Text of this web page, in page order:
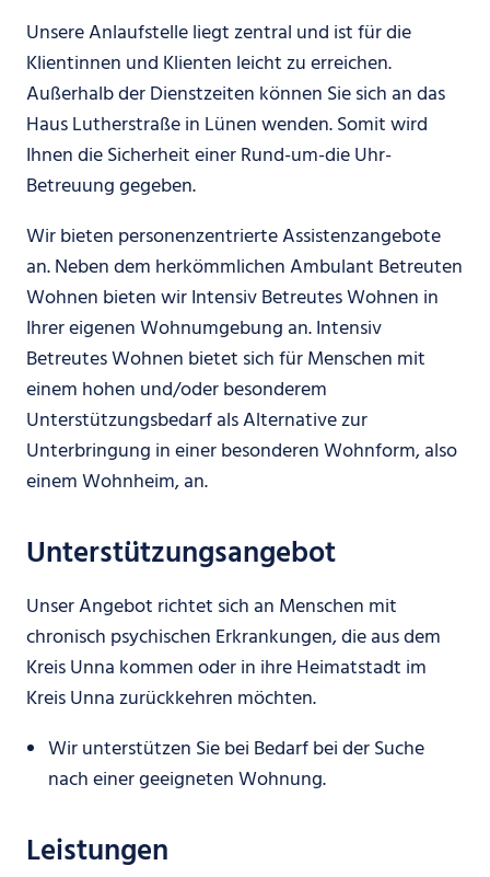
Unsere Anlaufstelle liegt zentral und ist für die
Klientinnen und Klienten leicht zu erreichen.
Außerhalb der Dienstzeiten können Sie sich an das
Haus Lutherstraße in Lünen wenden. Somit wird
Ihnen die Sicherheit einer Rund-um-die Uhr-
Betreuung gegeben.
Wir bieten personenzentrierte Assistenzangebote
an. Neben dem herkömmlichen Ambulant Betreuten
Wohnen bieten wir Intensiv Betreutes Wohnen in
Ihrer eigenen Wohnumgebung an. Intensiv
Betreutes Wohnen bietet sich für Menschen mit
einem hohen und/oder besonderem
Unterstützungsbedarf als Alternative zur
Unterbringung in einer besonderen Wohnform, also
einem Wohnheim, an.
Unterstützungsangebot
Unser Angebot richtet sich an Menschen mit
chronisch psychischen Erkrankungen, die aus dem
Kreis Unna kommen oder in ihre Heimatstadt im
Kreis Unna zurückkehren möchten.
Wir unterstützen Sie bei Bedarf bei der Suche
nach einer geeigneten Wohnung.
Leistungen